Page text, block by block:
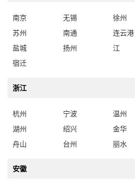
南京 无锡 徐州
苏州
南通 连云港
盐城
扬州 江
宿迁
浙江
杭州 宁波 温州
湖州
绍兴 金华
舟山
台州 丽水
安徽